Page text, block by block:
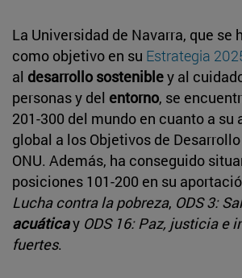
La Universidad de Navarra, que se
como objetivo en su Estrategia
al desarrollo sostenibley al
personas y del entorno, se
201-300 del mundo en cuanto a su
global a los Objetivos de
ONU. Además, ha conseguido
posiciones 101-200 en su
Lucha contra la pobreza, ODS 3:
acuáticay ODS 16: Paz, justicia e
fuertes.